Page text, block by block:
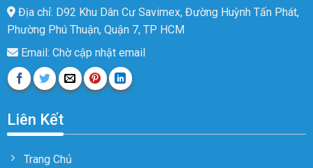
Địa chỉ: D92 Khu Dân Cư Savimex, Đường Huỳnh Tấn Phát,
Phường Phú Thuận, Quận 7, TP HCM
Email: Chờ cập nhật email
Liên Kết
Trang Chủ